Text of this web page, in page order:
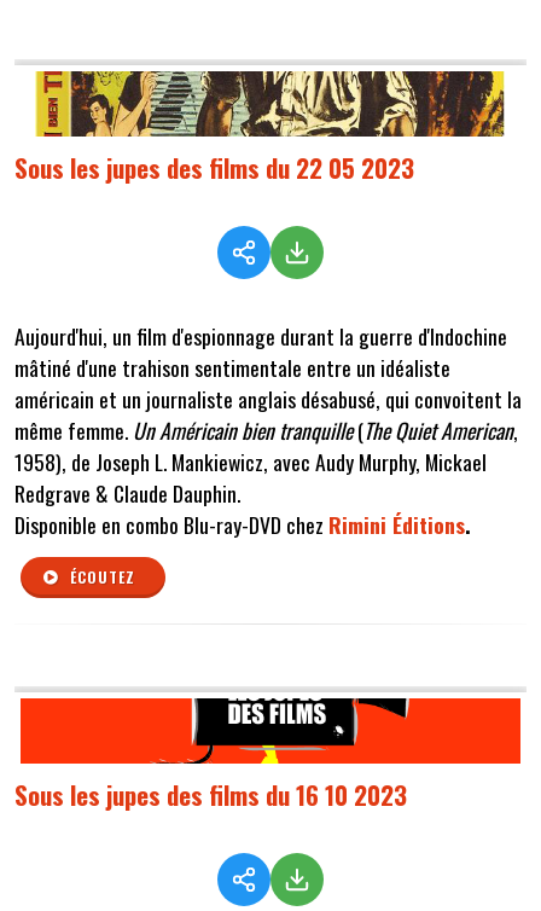
Sous les jupes des films du 22 05 2023
Aujourd'hui, un film d'espionnage durant la guerre d'Indochine
mâtiné d'une trahison sentimentale entre un idéaliste
américain et un journaliste anglais désabusé, qui convoitent la
même femme.Un Américain bien tranquille(The Quiet American,
1958), de Joseph L. Mankiewicz, avec Audy Murphy, Mickael
Redgrave & Claude Dauphin.
Disponible en combo Blu-ray-DVD chez Rimini Éditions.
ÉCOUTEZ
Sous les jupes des films du 16 10 2023